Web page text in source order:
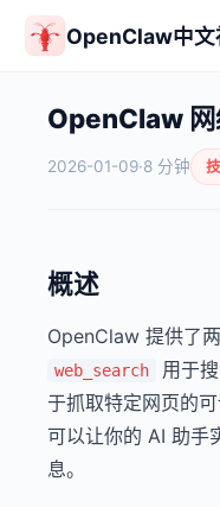
OpenClaw中文
OpenClaw 网
2026-01-09·8 分钟
概述
OpenClaw 提供了
web_search 用于
于抓取特定网页的
可以让你的 AI 助手
息。